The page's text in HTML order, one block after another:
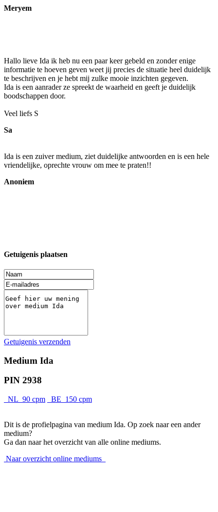
Meryem
Hallo lieve Ida ik heb nu een paar keer gebeld en zonder enige
informatie te hoeven geven weet jij precies de situatie heel duidelijk
te beschrijven en je hebt mij zulke mooie inzichten gegeven.
Ida is een aanrader ze spreekt de waarheid en geeft je duidelijk
boodschappen door.
Veel liefs S
Sa
Ida is een zuiver medium, ziet duidelijke antwoorden en is een hele
vriendelijke, oprechte vrouw om mee te praten!!
Anoniem
Getuigenis plaatsen
Getuigenis verzenden
Medium Ida
PIN 2938
NL 90 cpm BE 150 cpm
Dit is de profielpagina van medium Ida. Op zoek naar een ander
medium?
Ga dan naar het overzicht van alle online mediums.
Naar overzicht online mediums